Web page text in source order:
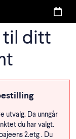
til ditt
utvalg. Da unngår
du har valgt.
2.etg . Du